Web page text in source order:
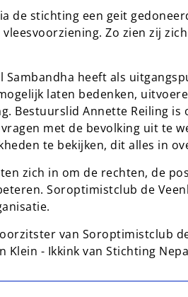
de stichting een geit
Zo zien zij
Sambandha heeft als
laten bedenken,
Bestuurslid Annette Reiling
met de bevolking uit te
te bekijken, dit alles in
zich in om de rechten, de
Soroptimistclub de
van Soroptimistclub
Klein - Ikkink van Stichting